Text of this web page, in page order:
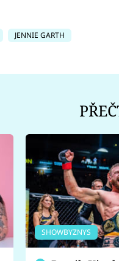
JENNIE GARTH
SHOWBYZNYS